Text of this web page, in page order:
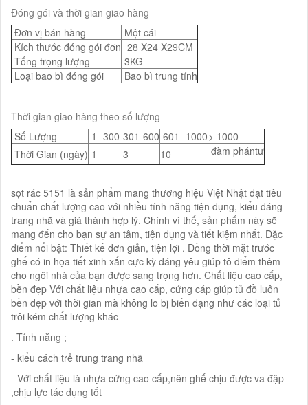
Đóng gói và thời gian giao hàng
Đơn vị bán hàng
Một cái
Kích thước đóng gói đơn 28 X24 X29CM
Tổng trọng lượng
3KG
Loại bao bì đóng gói
Bao bì trung tính
Thời gian giao hàng theo số lượng
Số Lượng
1- 300 301-600 601- 1000> 1000
Thời Gian (ngày) 1 3 10 đàm phántư
sọt rác 5151 là sản phẩm mang thương hiệu Việt Nhật đạt tiêu
chuẩn chất lượng cao với nhiều tính năng tiện dụng, kiểu dáng
trang nhã và giá thành hợp lý. Chính vì thế, sản phẩm này sẽ
mang đến cho bạn sự an tâm, tiện dụng và tiết kiệm nhất. Đặc
điểm nổi bật: Thiết kế đơn giản, tiện lợi . Đồng thời mặt trước
ghế có in họa tiết xinh xắn cực kỳ đáng yêu giúp tô điểm thêm
cho ngôi nhà của bạn được sang trọng hơn. Chất liệu cao cấp,
bền đẹp Với chất liệu nhựa cao cấp, cứng cáp giúp tủ đồ luôn
bền đẹp với thời gian mà không lo bị biến dạng như các loại tủ
trôi kém chất lượng khác
. Tính năng ;
- kiểu cách trẻ trung trang nhã
- Với chất liệu là nhựa cứng cao cấp,nên ghế chịu được va đập
,chịu lực tác dụng tốt